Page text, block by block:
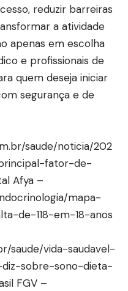
reduzir barreiras
a atividade
apenas em escolha
e profissionais de
quem deseja iniciar
segurança e de
saude/noticia/202
fator-de-
Afya –
mapa-
de-118-em-18-anos
saude/vida-saudavel-
sobre-sono-dieta-
FGV –